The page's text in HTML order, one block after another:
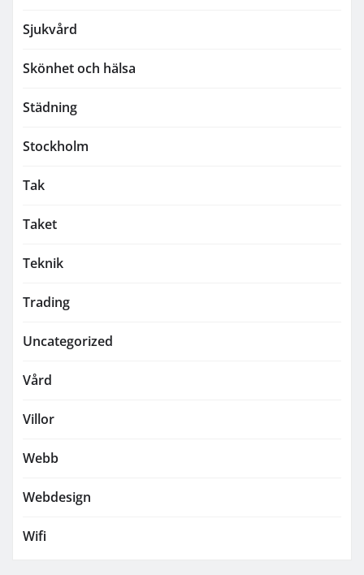
Sjukvård
Skönhet och hälsa
Städning
Stockholm
Tak
Taket
Teknik
Trading
Uncategorized
Vård
Villor
Webb
Webdesign
Wifi